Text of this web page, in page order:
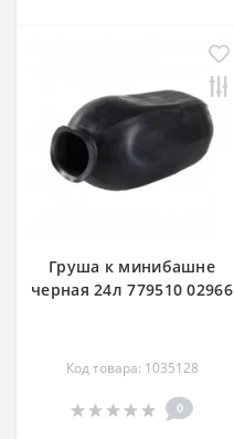
Груша к минибашне
черная 24л 779510 02966
Код товара: 1035128
0